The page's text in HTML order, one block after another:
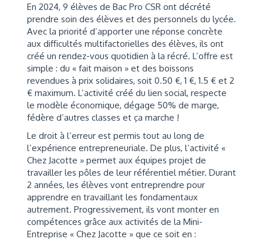
En 2024, 9 élèves de Bac Pro CSR ont décrété
prendre soin des élèves et des personnels du lycée.
Avec la priorité d’apporter une réponse concrète
aux difficultés multifactorielles des élèves, ils ont
créé un rendez-vous quotidien à la récré. L’offre est
simple : du « fait maison » et des boissons
revendues à prix solidaires, soit 0.50 €, 1 €, 1.5 € et 2
€ maximum. L’activité créé du lien social, respecte
le modèle économique, dégage 50% de marge,
fédère d’autres classes et ça marche !
Le droit à l’erreur est permis tout au long de
l’expérience entrepreneuriale. De plus, l’activité «
Chez Jacotte » permet aux équipes projet de
travailler les pôles de leur référentiel métier. Durant
2 années, les élèves vont entreprendre pour
apprendre en travaillant les fondamentaux
autrement. Progressivement, ils vont monter en
compétences grâce aux activités de la Mini-
Entreprise « Chez Jacotte » que ce soit en :